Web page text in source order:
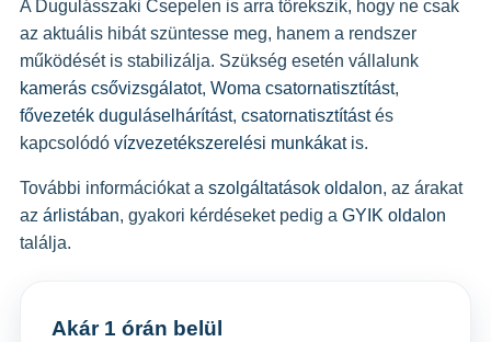
A Dugulásszaki Csepelen is arra törekszik, hogy ne csak
az aktuális hibát szüntesse meg, hanem a rendszer
működését is stabilizálja. Szükség esetén vállalunk
kamerás csővizsgálatot, Woma csatornatisztítást,
fővezeték duguláselhárítást, csatornatisztítástés
kapcsolódó vízvezetékszerelési munkákatis.
További információkat a szolgáltatások oldalon, az árakat
az árlistában, gyakori kérdéseket pedig a GYIK oldalon
találja.
Akár 1 órán belül